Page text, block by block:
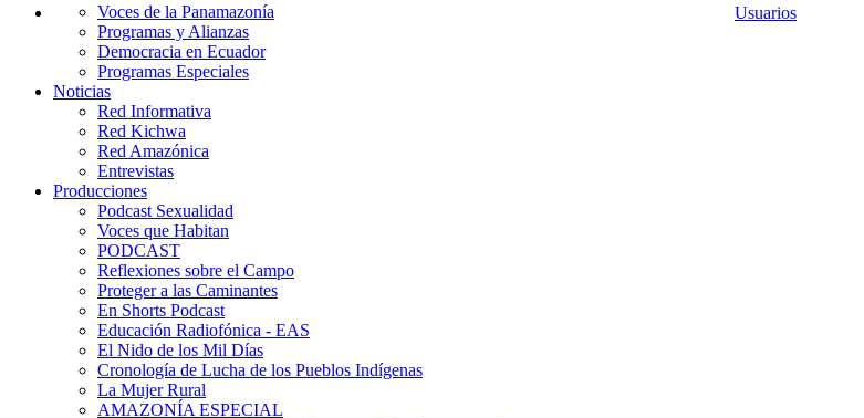
Usuarios
Voces de la Panamazonía
Programas y Alianzas
Democracia en Ecuador
Programas Especiales
Noticias
Red Informativa
Red Kichwa
Red Amazónica
Entrevistas
Producciones
Podcast Sexualidad
Voces que Habitan
PODCAST
Reflexiones sobre el Campo
Proteger a las Caminantes
En Shorts Podcast
Educación Radiofónica - EAS
El Nido de los Mil Días
Cronología de Lucha de los Pueblos Indígenas
La Mujer Rural
AMAZONÍA ESPECIAL